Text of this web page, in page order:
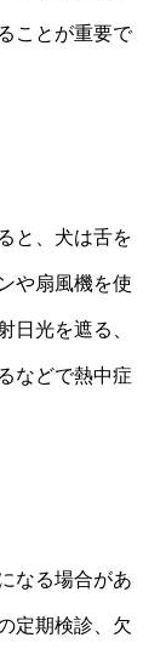
ことが重要で
と、犬は舌を
や扇風機を使
日光を遮る、
などで熱中症
なる場合があ
定期検診、欠